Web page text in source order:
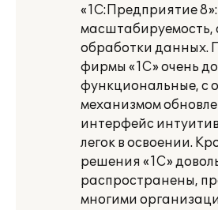
«1С:Предприятие 8»:
масштабируемость,
обработки данных.
фирмы «1С» очень
функциональные, с
механизмом
интерфейс
легок в освоении.
решения «1С»
распространены,
многими